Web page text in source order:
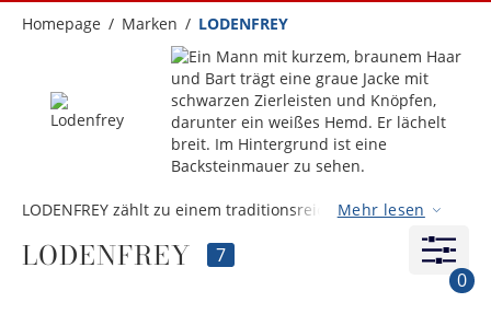
Homepage Marken LODENFREY
LODENFREY zählt zu einem traditionsreichen
„LODENFREY “ kombiniert handwerkliches Können mit dem
richtigen Gespür für Mode. Durch hochwertige Materialien,
Mehr lesen
LODENFREY
7
0